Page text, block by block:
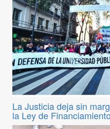
La Justicia deja sin
la Ley de